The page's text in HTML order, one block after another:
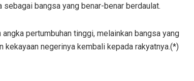
bangsa yang benar-benar berdaulat.
pertumbuhan tinggi, melainkan bangsa yang
negerinya kembali kepada rakyatnya.(*)